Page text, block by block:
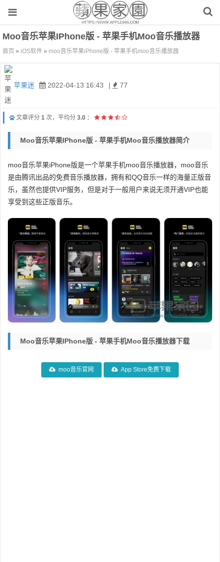
Moo音乐苹果iPhone版 - 苹果手机moo音乐播放器
首页 » iOS软件 » moo音乐苹果iPhone版 - 苹果手机moo音乐播放器
苹果迷 2022-04-13 16:43 | 77
文章评分 1 次，平均分 3.0 ：
Moo音乐苹果iPhone版 - 苹果手机moo音乐播放器简介
moo音乐苹果iPhone版是一个苹果手机moo音乐播放器，moo音乐
是由腾讯出品的免费音乐播放器，拥有和QQ音乐一样的海量正版音
乐，虽然也提供VIP服务，但是对于一般用户来说无须开通VIP也能
享受到这些正版音乐。
Moo音乐苹果iPhone版 - 苹果手机moo音乐播放器下载
moo音乐官网 App Store免费下载